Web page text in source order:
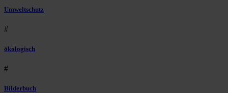
Umweltschutz
#
ökologisch
#
Bilderbuch